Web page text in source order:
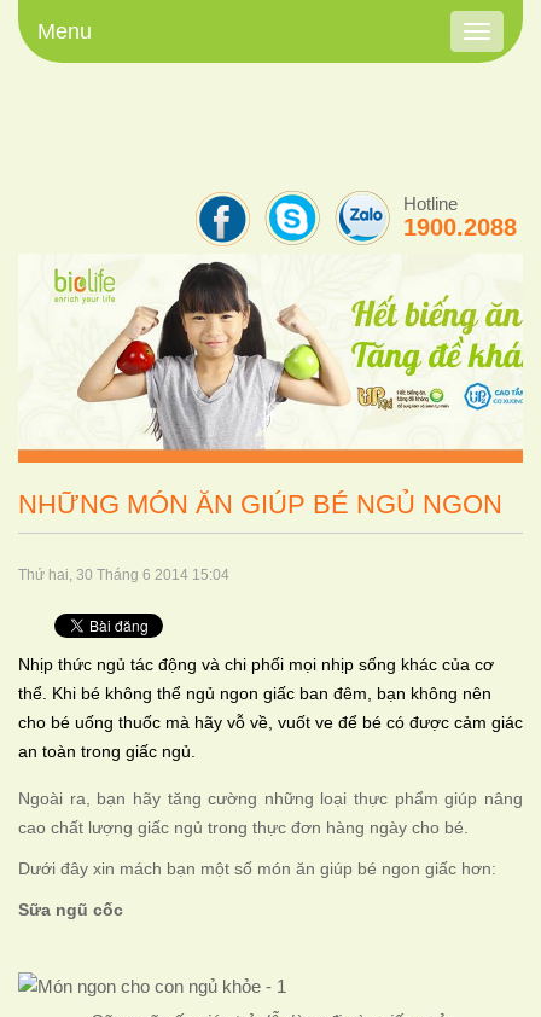
Toggle
Menu
Hotline
1900.2088
NHỮNG MÓN ĂN GIÚP BÉ NGỦ NGON
Thứ hai, 30 Tháng 6 2014 15:04
Nhịp thức ngủ tác động và chi phối mọi nhịp sống khác của cơ
thể. Khi bé không thể ngủ ngon giấc ban đêm, bạn không nên
cho bé uống thuốc mà hãy vỗ về, vuốt ve để bé có được cảm giác
an toàn trong giấc ngủ.
Ngoài ra, bạn hãy tăng cường những loại thực phẩm giúp nâng
cao chất lượng giấc ngủ trong thực đơn hàng ngày cho bé.
Dưới đây xin mách bạn một số món ăn giúp bé ngon giấc hơn:
Sữa ngũ cốc